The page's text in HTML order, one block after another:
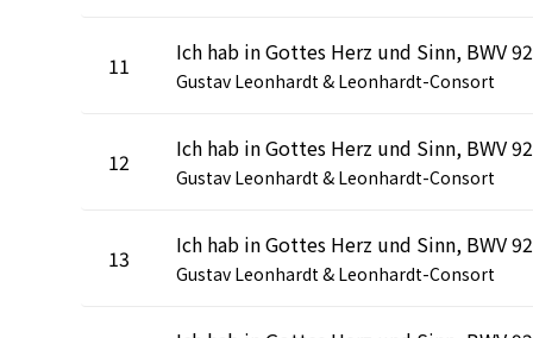
11
Gustav Leonhardt & Leonhardt-Consort
12
Gustav Leonhardt & Leonhardt-Consort
13
Gustav Leonhardt & Leonhardt-Consort